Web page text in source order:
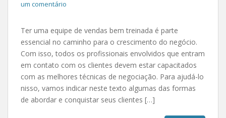
um comentário
Ter uma equipe de vendas bem treinada é parte
essencial no caminho para o crescimento do negócio.
Com isso, todos os profissionais envolvidos que entram
em contato com os clientes devem estar capacitados
com as melhores técnicas de negociação. Para ajudá-lo
nisso, vamos indicar neste texto algumas das formas
de abordar e conquistar seus clientes […]